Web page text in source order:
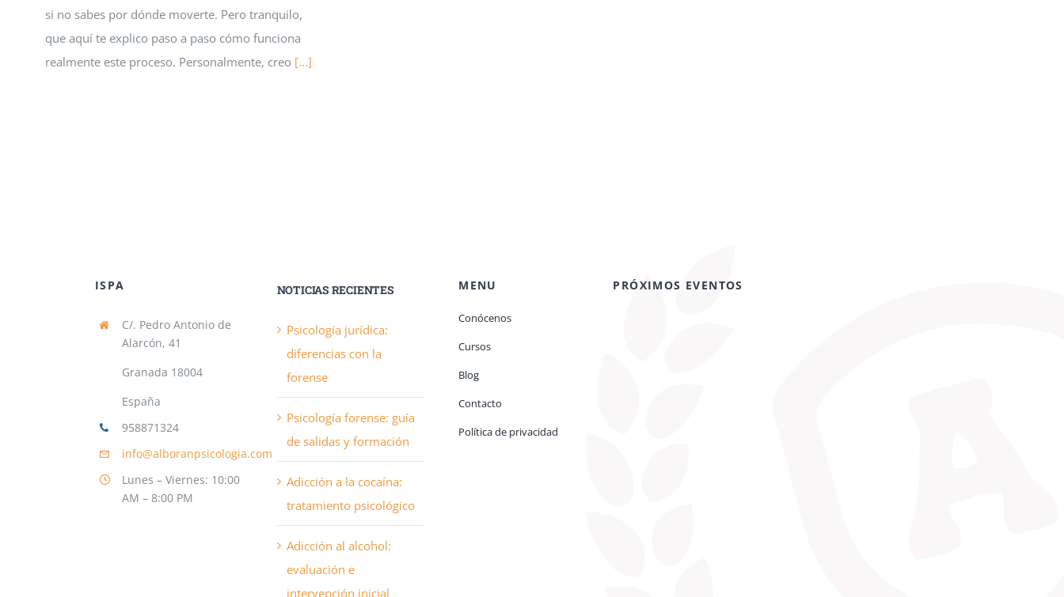
si no sabes por dónde moverte. Pero tranquilo,
que aquí te explico paso a paso cómo funciona
realmente este proceso. Personalmente, creo [...]
ISPA
C/. Pedro Antonio de
Alarcón, 41
Granada 18004
España
958871324
info@alboranpsicologia.com
Lunes – Viernes: 10:00
AM – 8:00 PM
NOTICIAS RECIENTES
Psicología jurídica:
diferencias con la
forense
Psicología forense: guía
de salidas y formación
Adicción a la cocaína:
tratamiento psicológico
Adicción al alcohol:
evaluación e
intervención inicial
MENU
Conócenos
Cursos
Blog
Contacto
Política de privacidad
PRÓXIMOS EVENTOS